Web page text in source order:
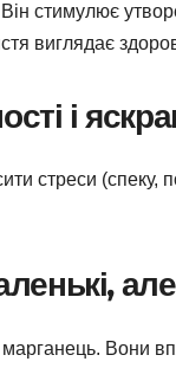
стимулює
виглядає
і
стреси (спеку,
Вони